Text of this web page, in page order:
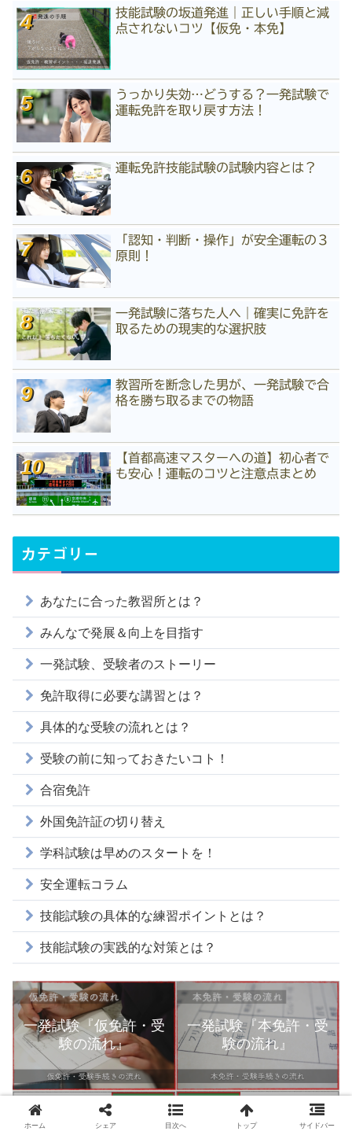
技能試験の坂道発進｜正しい手順と減
点されないコツ【仮免・本免】
うっかり失効…どうする？一発試験で
運転免許を取り戻す方法！
運転免許技能試験の試験内容とは？
「認知・判断・操作」が安全運転の３
原則！
一発試験に落ちた人へ｜確実に免許を
取るための現実的な選択肢
教習所を断念した男が、一発試験で合
格を勝ち取るまでの物語
【首都高速マスターへの道】初心者で
も安心！運転のコツと注意点まとめ
カテゴリー
あなたに合った教習所とは？
みんなで発展＆向上を目指す
一発試験、受験者のストーリー
免許取得に必要な講習とは？
具体的な受験の流れとは？
受験の前に知っておきたいコト！
合宿免許
外国免許証の切り替え
学科試験は早めのスタートを！
安全運転コラム
技能試験の具体的な練習ポイントとは？
技能試験の実践的な対策とは？
一発試験『仮免許・受
験の流れ』
一発試験『本免許・受
験の流れ』
ホーム シェア 目次へ トップ サイドバー